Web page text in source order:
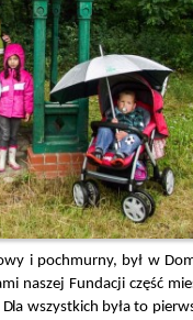
i pochmurny, był w
naszej Fundacji część
wszystkich była to